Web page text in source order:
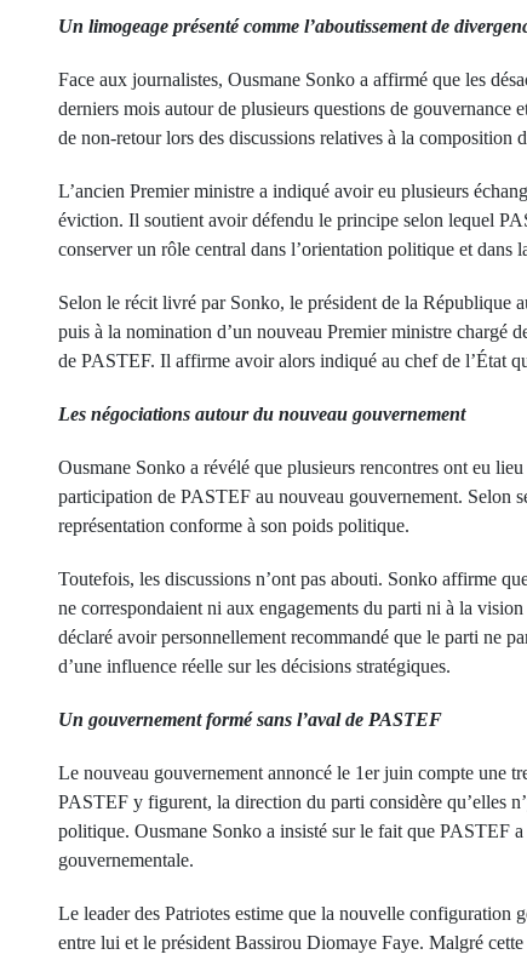
Un limogeage présenté comme l’aboutissement de
Face aux journalistes, Ousmane Sonko a affirmé que les
derniers mois autour de plusieurs questions de
de non-retour lors des discussions relatives à la composition
L’ancien Premier ministre a indiqué avoir eu plusieurs
éviction. Il soutient avoir défendu le principe selon lequel
conserver un rôle central dans l’orientation politique et dans
Selon le récit livré par Sonko, le président de la République
puis à la nomination d’un nouveau Premier ministre chargé
de PASTEF. Il affirme avoir alors indiqué au chef de l’État
Les négociations autour du nouveau gouvernement
Ousmane Sonko a révélé que plusieurs rencontres ont eu
participation de PASTEF au nouveau gouvernement. Selon
représentation conforme à son poids politique.
Toutefois, les discussions n’ont pas abouti. Sonko affirme
ne correspondaient ni aux engagements du parti ni à la
déclaré avoir personnellement recommandé que le parti ne
d’une influence réelle sur les décisions stratégiques.
Un gouvernement formé sans l’aval de PASTEF
Le nouveau gouvernement annoncé le 1er juin compte une
PASTEF y figurent, la direction du parti considère qu’elles
politique. Ousmane Sonko a insisté sur le fait que PASTEF
gouvernementale.
Le leader des Patriotes estime que la nouvelle configuration
entre lui et le président Bassirou Diomaye Faye. Malgré